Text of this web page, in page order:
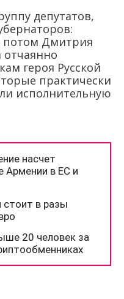
депутатов,
потом Дмитрия
отчаянно
героя Русской
практически
исполнительную